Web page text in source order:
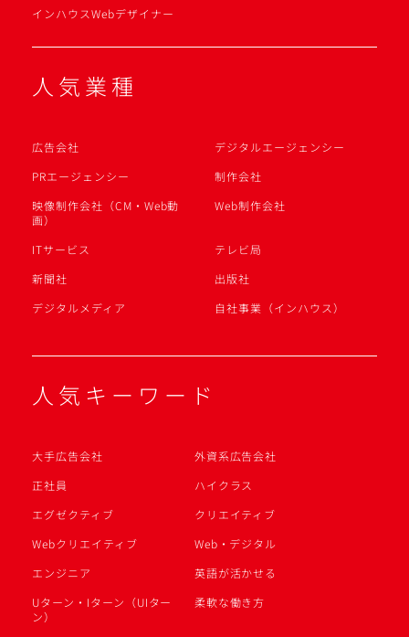
インハウスWebデザイナー
人気業種
広告会社
デジタルエージェンシー
PRエージェンシー
制作会社
映像制作会社（CM・Web動
画）
Web制作会社
ITサービス
テレビ局
新聞社
出版社
デジタルメディア
自社事業（インハウス）
人気キーワード
大手広告会社
外資系広告会社
正社員
ハイクラス
エグゼクティブ
クリエイティブ
Webクリエイティブ
Web・デジタル
エンジニア
英語が活かせる
Uターン・Iターン（UIター
ン）
柔軟な働き方